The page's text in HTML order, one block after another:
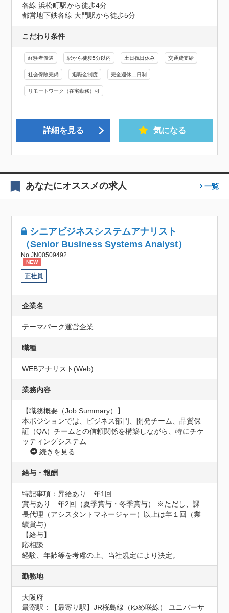
各線 浜松町駅から徒歩4分
都営地下鉄各線 大門駅から徒歩5分
こだわり条件
経験者優遇 駅から徒歩5分以内 土日祝日休み 交通費支給
社会保険完備 退職金制度 完全週休二日制
リモートワーク（在宅勤務）可
詳細を見る 気になる
あなたにオススメの求人 一覧
シニアビジネスシステムアナリスト
（Senior Business Systems Analyst）
No.JN00509492
NEW
正社員
企業名
テーマパーク運営企業
職種
WEBアナリスト(Web)
業務内容
【職務概要（Job Summary）】
本ポジションでは、ビジネス部門、開発チーム、品質保
証（QA）チームとの信頼関係を構築しながら、特にチケ
ッティングシステム
...
続きを見る
給与・報酬
特記事項：昇給あり　年1回
賞与あり　年2回（夏季賞与・冬季賞与） ※ただし、課
長代理（アシスタントマネージャー）以上は年１回（業
績賞与）
【給与】
応相談
経験、年齢等を考慮の上、当社規定により決定。
勤務地
大阪府
最寄駅：【最寄り駅】JR桜島線（ゆめ咲線） ユニバーサ